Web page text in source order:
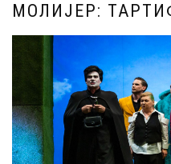
МОЛИЈЕР: